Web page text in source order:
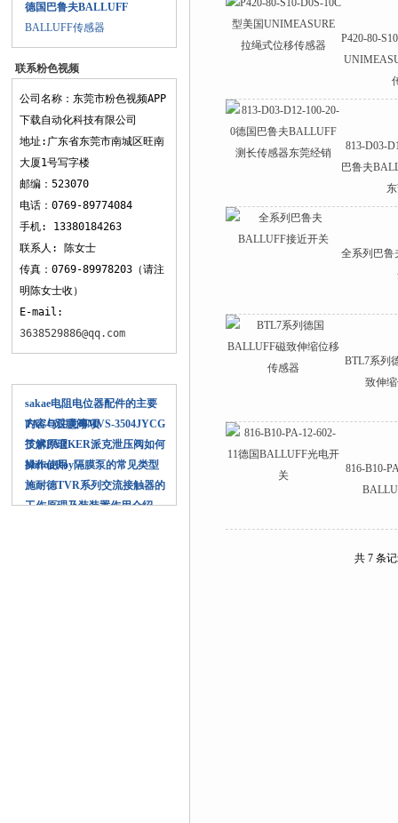
德国巴鲁夫BALLUFF
BALLUFF传感器
联系粉色视频
APP下载
公司名称：东莞市粉色视频APP
下载自动化科技有限公司
地址:广东省东莞市南城区旺南
大厦1号写字楼
邮编：523070
电话：0769-89774084
手机: 13380184263
联系人: 陈女士
传真：0769-89978203（请注
明陈女士收）
E-mail:
3638529886@qq.com
sakae电阻电位器配件的主要
内容与注意事项
TACO双联阀MVS-3504JYCG
技术原理
了解PARKER派克泄压阀如何
操作使用
MiltonRoy隔膜泵的常见类型
施耐德TVR系列交流接触器的
工作原理及装装置作用介绍
P420-80-
813-D03-
巴鲁夫
全系列巴鲁
BTL7系列
致伸
816-B10-
共 7 条